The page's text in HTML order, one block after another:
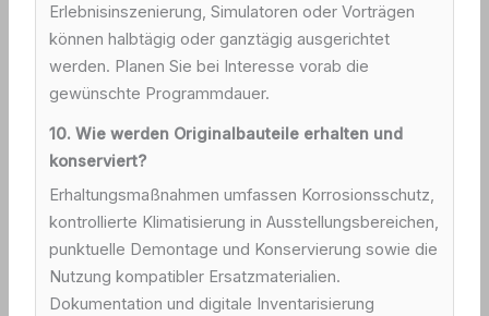
Erlebnisinszenierung, Simulatoren oder Vorträgen
können halbtägig oder ganztägig ausgerichtet
werden. Planen Sie bei Interesse vorab die
gewünschte Programmdauer.
10. Wie werden Originalbauteile erhalten und
konserviert?
Erhaltungsmaßnahmen umfassen Korrosionsschutz,
kontrollierte Klimatisierung in Ausstellungsbereichen,
punktuelle Demontage und Konservierung sowie die
Nutzung kompatibler Ersatzmaterialien.
Dokumentation und digitale Inventarisierung